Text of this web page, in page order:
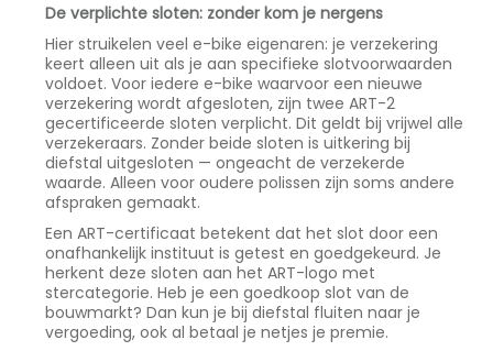
De verplichte sloten: zonder kom je nergens
Hier struikelen veel e-bike eigenaren: je verzekering
keert alleen uit als je aan specifieke slotvoorwaarden
voldoet. Voor iedere e-bike waarvoor een nieuwe
verzekering wordt afgesloten, zijn twee ART-2
gecertificeerde sloten verplicht. Dit geldt bij vrijwel alle
verzekeraars. Zonder beide sloten is uitkering bij
diefstal uitgesloten — ongeacht de verzekerde
waarde. Alleen voor oudere polissen zijn soms andere
afspraken gemaakt.
Een ART-certificaat betekent dat het slot door een
onafhankelijk instituut is getest en goedgekeurd. Je
herkent deze sloten aan het ART-logo met
stercategorie. Heb je een goedkoop slot van de
bouwmarkt? Dan kun je bij diefstal fluiten naar je
vergoeding, ook al betaal je netjes je premie.